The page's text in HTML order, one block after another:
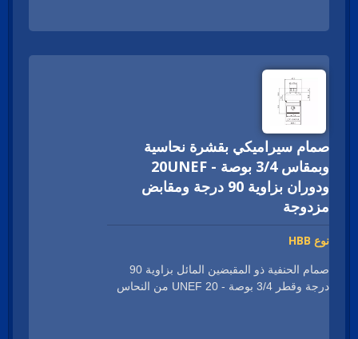
السيراميكية تشغيلًا سلسًا وتدفقًا متسقًا للمياه.
المنتج من قبل العلامات التجارية العالمية
للخلاطات للاستخدامات السكنية والتجارية.
صمام سيراميكي بقشرة نحاسية
وبمقاس 3/4 بوصة - 20UNEF
ودوران بزاوية 90 درجة ومقابض
مزدوجة
نوع HBB
صمام الحنفية ذو المقبضين المائل بزاوية 90
درجة وقطر 3/4 بوصة - 20 UNEF من النحاس